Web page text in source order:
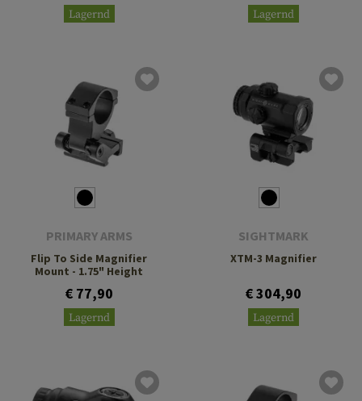
Lagernd Lagernd
PRIMARY ARMS
Flip To Side Magnifier
Mount - 1.75" Height
€ 77,90
Lagernd
SIGHTMARK
XTM-3 Magnifier
€ 304,90
Lagernd